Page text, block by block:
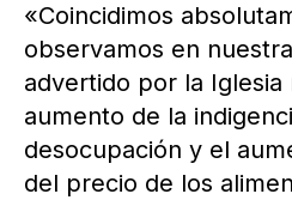
«Coincidimos
observamos en
advertido por la
aumento de la
desocupación y el
del precio de los